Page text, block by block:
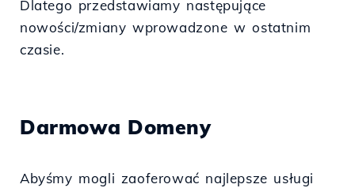
Dlatego przedstawiamy następujące
nowości/zmiany wprowadzone w ostatnim
czasie.
Darmowa Domeny
Abyśmy mogli zaoferować najlepsze usługi